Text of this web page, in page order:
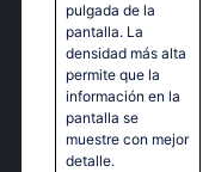
pulgada de la
pantalla. La
densidad más alta
permite que la
información en la
pantalla se
muestre con mejor
detalle.